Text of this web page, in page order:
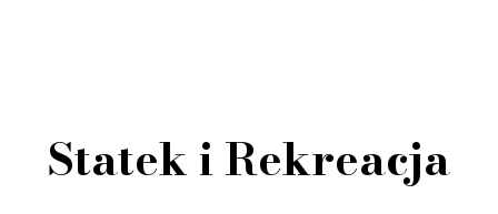
Statek i Rekreacja